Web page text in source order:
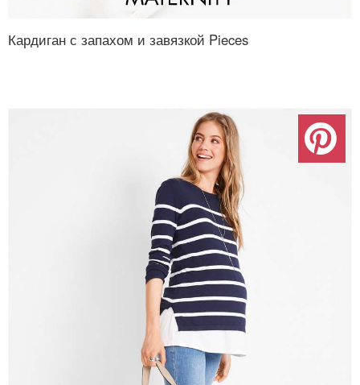
Кардиган с запахом и завязкой Pieces